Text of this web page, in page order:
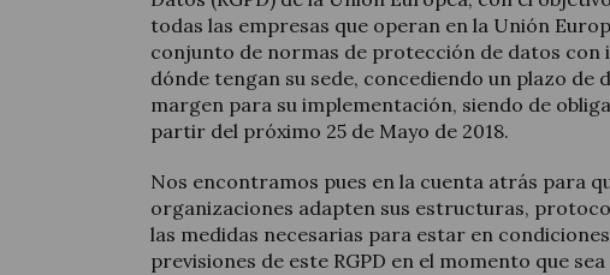
todas las empresas que operan en la Unión
conjunto de normas de protección de datos con
dónde tengan su sede, concediendo un plazo de
margen para su implementación, siendo de
partir del próximo 25 de Mayo de 2018.
Nos encontramos pues en la cuenta atrás para
organizaciones adapten sus estructuras,
las medidas necesarias para estar en
previsiones de este RGPD en el momento que